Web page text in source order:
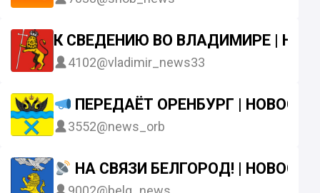
К СВЕДЕНИЮ ВО ВЛАДИМИРЕ |
4102@vladimir_news33
ПЕРЕДАЁТ ОРЕНБУРГ | НОВОСТИ
3552@news_orb
НА СВЯЗИ БЕЛГОРОД! | НОВОСТИ